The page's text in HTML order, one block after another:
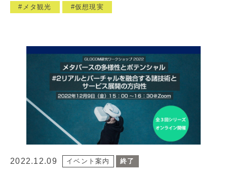
メタ観光 仮想現実
2022.12.09 イベント案内 終了